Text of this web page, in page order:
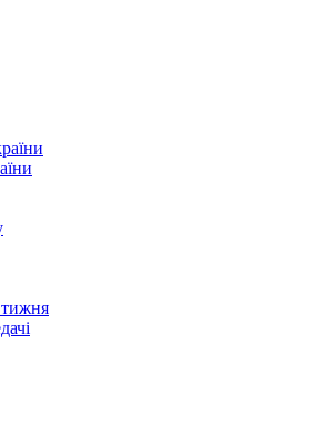
тижня